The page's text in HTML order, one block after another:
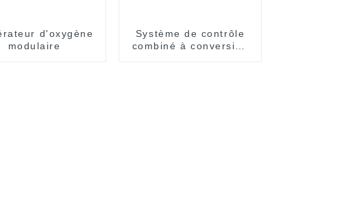
d'oxygène
modulaire
Système de contrôle
combiné à conversion